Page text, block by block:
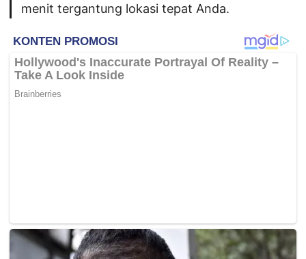
menit tergantung lokasi tepat Anda.